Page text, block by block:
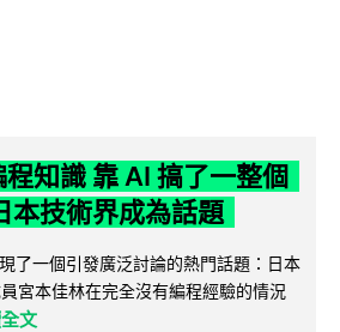
程知識 靠 AI 搞了一整個
本技術界成為話題
了一個引發廣泛討論的熱門話題：日本
宮本佳林在完全沒有編程經驗的情況
文